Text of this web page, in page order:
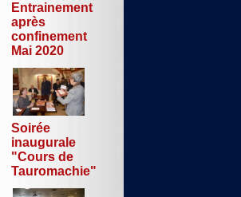
Entrainement
après
confinement
Mai 2020
Soirée
inaugurale
"Cours de
Tauromachie"